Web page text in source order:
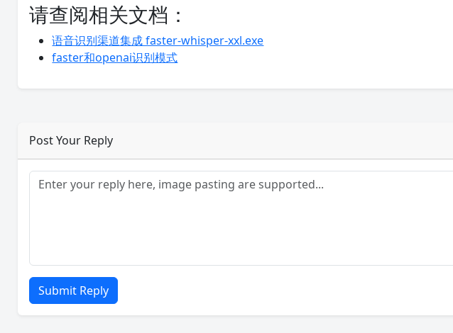
请查阅相关文档：
语音识别渠道集成 faster-whisper-xxl.exe
faster和openai识别模式
Post Your Reply
Submit Reply